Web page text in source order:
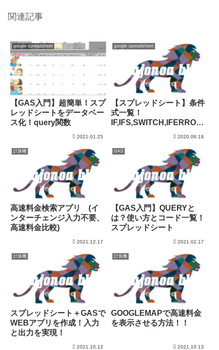
関連記事
google spreadsheet
【GAS入門】超簡単！スプ
レッドシートをデータベー
ス化！query関数
2021.01.25
google spreadsheet
【スプレッドシート】条件
式一覧！
IF,IFS,SWITCH,IFERROR,I
2020.08.18
計算機
高速料金検索アプリ (イ
ンターチェンジ入力不要、
高速料金比較)
2021.12.17
GAS
【GAS入門】QUERYと
は？使い方とコード一覧！
スプレッドシート
2021.02.17
計算機
スプレッドシート＋GASで
WEBアプリを作成！入力
と出力を実現！
2021.10.12
計算機
GOOGLEMAPで高速料金
を表示させる方法！！
2021.10.13